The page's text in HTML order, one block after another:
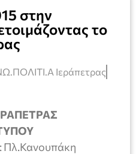
στην
το
Ιεράπετρας
Πλ.Κανουπάκη